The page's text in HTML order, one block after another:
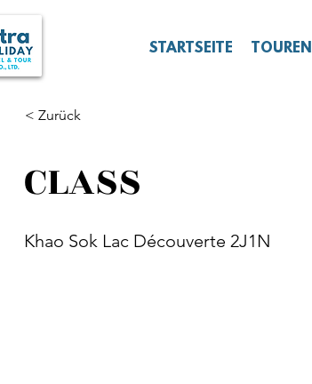
STARTSEITE TOUREN
< Zurück
CLASS
Khao Sok Lac Découverte 2J1N